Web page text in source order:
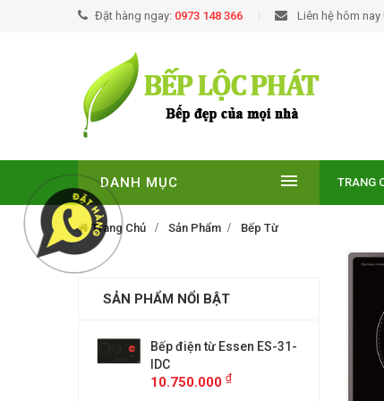
Đặt hàng ngay: 0973 148 366 Liên hệ hôm nay
DANH MỤC TRANG
Trang Chủ Sản Phẩm Bếp Từ
SẢN PHẨM NỔI BẬT
Bếp điện từ Essen ES-31-
IDC
10.750.000 ₫